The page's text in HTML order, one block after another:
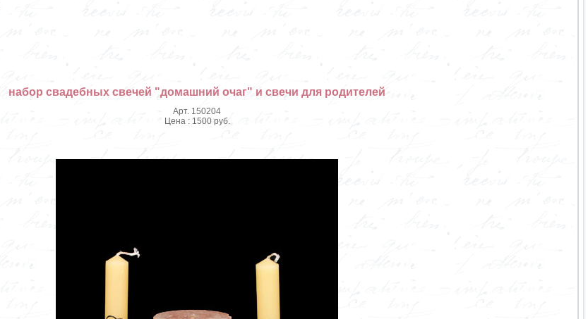
набор свадебных свечей "домашний очаг" и свечи для родителей
Арт. 150204
Цена : 1500 руб.